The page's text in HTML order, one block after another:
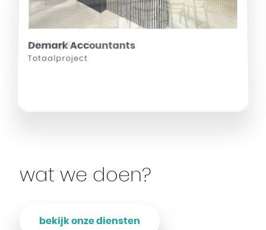
Demark Accountants
Totaalproject
wat we doen?
bekijk onze diensten